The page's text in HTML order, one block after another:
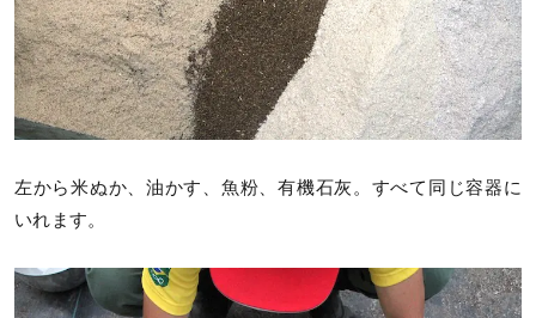
左から米ぬか、油かす、魚粉、有機石灰。すべて同じ容器に
いれます。